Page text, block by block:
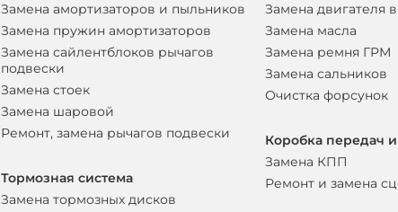
Замена амортизаторов и пыльников
Замена пружин амортизаторов
Замена сайлентблоков рычагов
подвески
Замена стоек
Замена шаровой
Ремонт, замена рычагов подвески
Тормозная система
Замена тормозных дисков
Замена двигателя
Замена масла
Замена ремня ГРМ
Замена сальников
Очистка форсунок
Коробка передач
Замена КПП
Ремонт и замена